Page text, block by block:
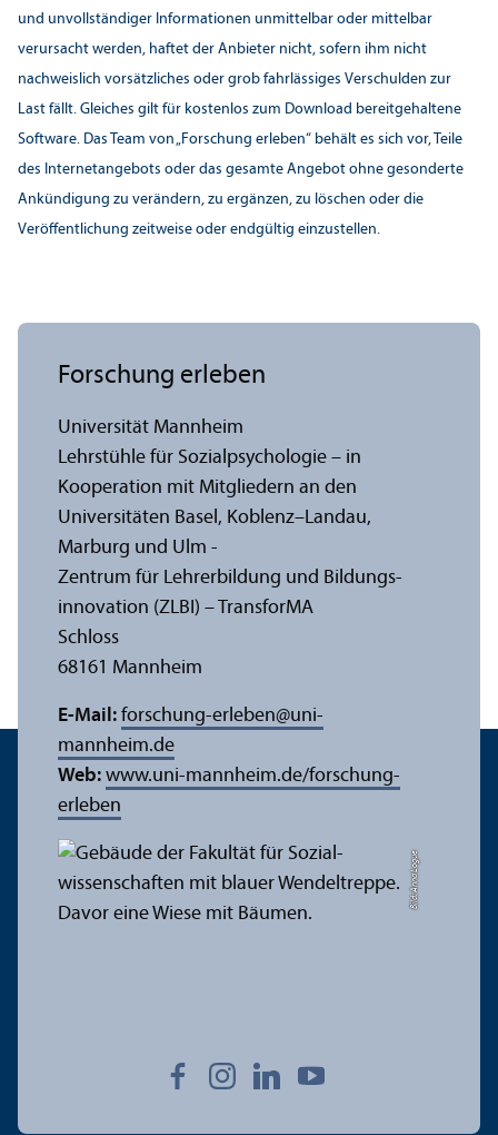
und unvollständiger Informationen unmittelbar oder mittelbar
verursacht werden, haftet der Anbieter nicht, sofern ihm nicht
nachweislich vorsätzliches oder grob fahrlässiges Verschulden zur
Last fällt. Gleiches gilt für kostenlos zum Download bereitgehaltene
Software. Das Team von „Forschung erleben“ behält es sich vor, Teile
des Internetangebots oder das gesamte Angebot ohne gesonderte
Ankündigung zu verändern, zu ergänzen, zu löschen oder die
Veröffentlichung zeitweise oder endgültig einzustellen.
Bild: Anna Logue
Forschung erleben
Universität Mannheim
Lehr­stühle für Sozialpsychologie – in
Kooperation mit Mitgliedern an den
Universitäten Basel, Koblenz–Landau,
Marburg und Ulm -
Zentrum für Lehr­erbildung und Bildungs­
innovation (ZLBI) – Trans­forMA
Schloss
68161 Mannheim
E-Mail: forschung-erleben@uni-
mannheim.de
Web: www.uni-mannheim.de/forschung-
erleben